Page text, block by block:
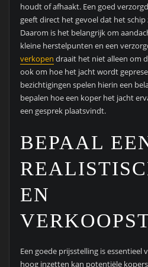
houdt of afhaakt. Een goed
geeft direct het gevoel dat het
Daarom is het belangrijk om
kleine herstelpunten en een
verkopen draait het niet alleen om
ook om hoe het jacht wordt
bezichtigingen spelen hierin een
bepalen hoe een koper het jacht
een gesprek plaatsvindt.
BEPAAL
EN
Een goede prijsstelling is
hoog inzetten kan potentiële